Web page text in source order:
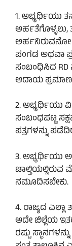
1. ಅಭ್ಯರ್ಥಿಯು
ಅರ್ಹನಿರುವನೋ
ಪಂಗಡ ಅಥವಾ
ಸಂಬಂಧಿಸಿದ RD
ಆದಾಯ ಪ್ರಮಾಣ
2. ಅಭ್ಯರ್ಥಿಯು
ಸಂಬಂಧಪಟ್ಟ
ಪತ್ರಗಳನ್ನು
3. ಅಭ್ಯರ್ಥಿಯು
ಚಾಲ್ತಿಯಲ್ಲಿರುವ
ನಮೂದಿಸಬೇಕು.
4. ರಾಜ್ಯದ
ಅದೇ ಜಿಲ್ಲೆಯ
ರಷ್ಟು